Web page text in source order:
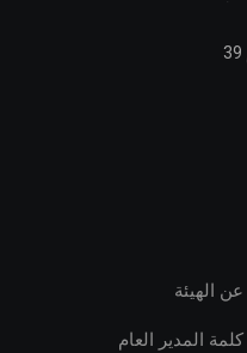
عن الهيئة
كلمة المدير العام